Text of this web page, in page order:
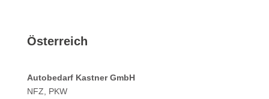
Österreich
Autobedarf Kastner GmbH
NFZ, PKW